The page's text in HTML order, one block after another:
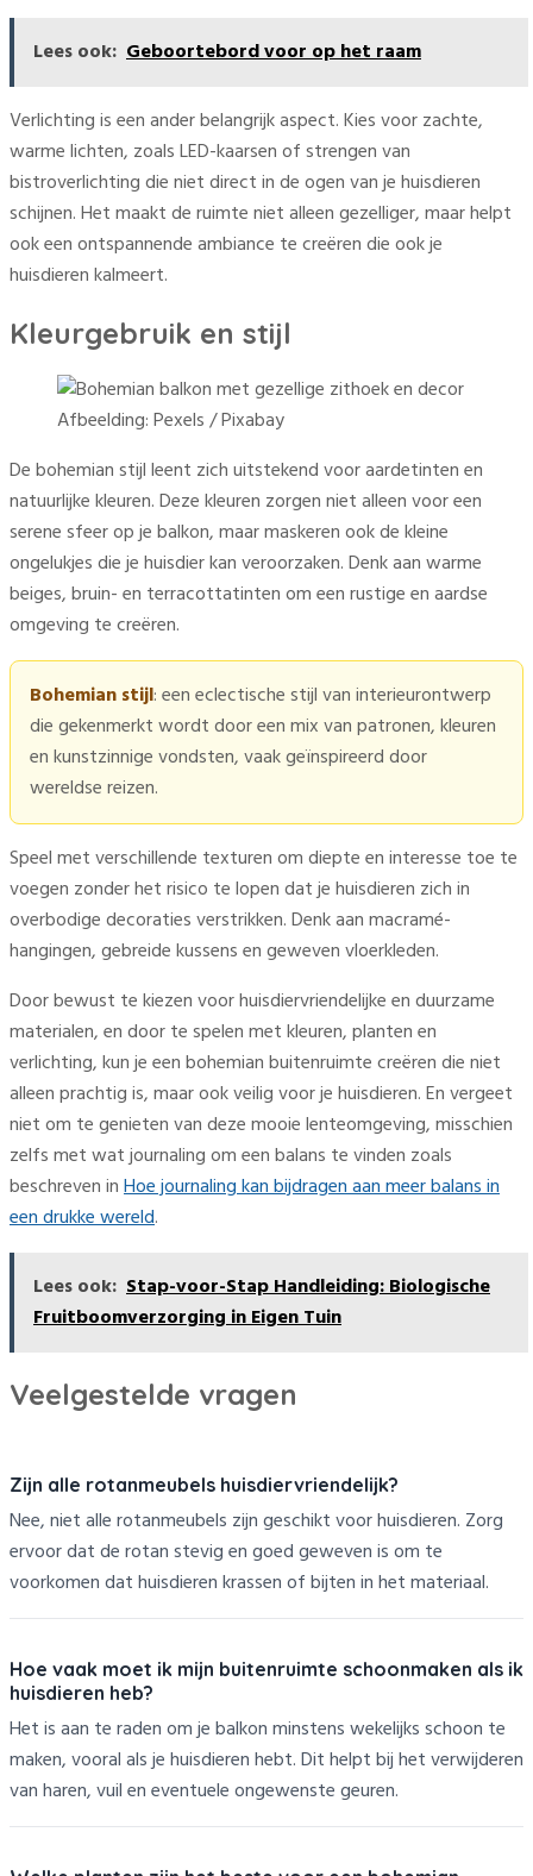
Lees ook: Geboortebord voor op het raam
Verlichting is een ander belangrijk aspect. Kies voor zachte,
warme lichten, zoals LED-kaarsen of strengen van
bistroverlichting die niet direct in de ogen van je huisdieren
schijnen. Het maakt de ruimte niet alleen gezelliger, maar helpt
ook een ontspannende ambiance te creëren die ook je
huisdieren kalmeert.
Kleurgebruik en stijl
Afbeelding: Pexels / Pixabay
De bohemian stijl leent zich uitstekend voor aardetinten en
natuurlijke kleuren. Deze kleuren zorgen niet alleen voor een
serene sfeer op je balkon, maar maskeren ook de kleine
ongelukjes die je huisdier kan veroorzaken. Denk aan warme
beiges, bruin- en terracottatinten om een rustige en aardse
omgeving te creëren.
Bohemian stijl: een eclectische stijl van interieurontwerp
die gekenmerkt wordt door een mix van patronen, kleuren
en kunstzinnige vondsten, vaak geïnspireerd door
wereldse reizen.
Speel met verschillende texturen om diepte en interesse toe te
voegen zonder het risico te lopen dat je huisdieren zich in
overbodige decoraties verstrikken. Denk aan macramé-
hangingen, gebreide kussens en geweven vloerkleden.
Door bewust te kiezen voor huisdiervriendelijke en duurzame
materialen, en door te spelen met kleuren, planten en
verlichting, kun je een bohemian buitenruimte creëren die niet
alleen prachtig is, maar ook veilig voor je huisdieren. En vergeet
niet om te genieten van deze mooie lenteomgeving, misschien
zelfs met wat journaling om een balans te vinden zoals
beschreven inHoe journaling kan bijdragen aan meer balans in
een drukke wereld.
Lees ook: Stap-voor-Stap Handleiding: Biologische
Fruitboomverzorging in Eigen Tuin
Veelgestelde vragen
Zijn alle rotanmeubels huisdiervriendelijk?
Nee, niet alle rotanmeubels zijn geschikt voor huisdieren. Zorg
ervoor dat de rotan stevig en goed geweven is om te
voorkomen dat huisdieren krassen of bijten in het materiaal.
Hoe vaak moet ik mijn buitenruimte schoonmaken als ik
huisdieren heb?
Het is aan te raden om je balkon minstens wekelijks schoon te
maken, vooral als je huisdieren hebt. Dit helpt bij het verwijderen
van haren, vuil en eventuele ongewenste geuren.